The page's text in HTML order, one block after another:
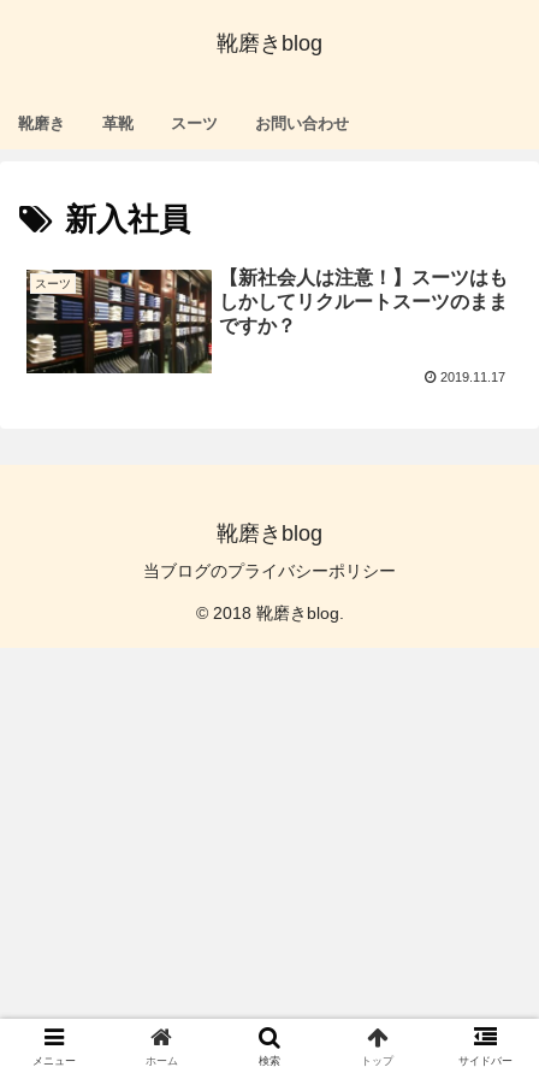
靴磨きblog
靴磨き 革靴 スーツ お問い合わせ
新入社員
スーツ
【新社会人は注意！】スーツはも
しかしてリクルートスーツのまま
ですか？
2019.11.17
靴磨きblog
当ブログのプライバシーポリシー
© 2018 靴磨きblog.
メニュー ホーム 検索 トップ サイドバー